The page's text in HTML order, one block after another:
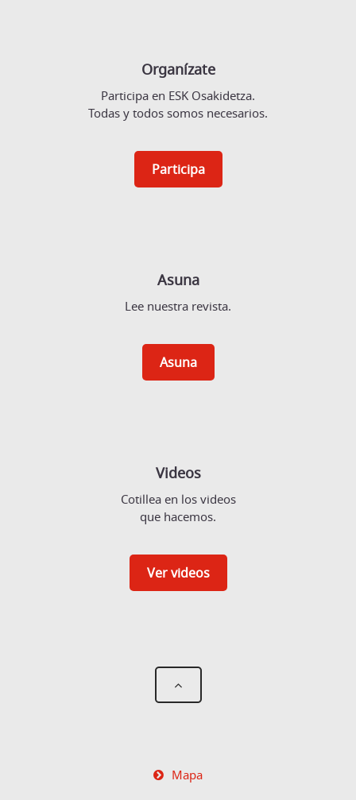
Organízate
Participa en ESK Osakidetza.
Todas y todos somos necesarios.
Participa
Asuna
Lee nuestra revista.
Asuna
Videos
Cotillea en los videos
que hacemos.
Ver videos
Mapa